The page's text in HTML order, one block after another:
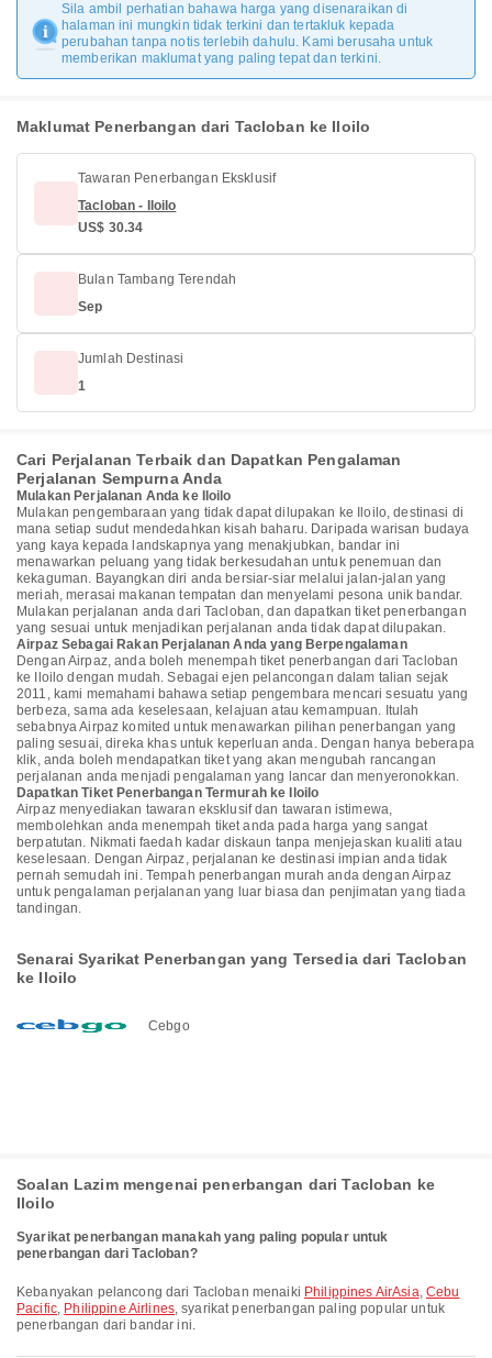
Sila ambil perhatian bahawa harga yang disenaraikan di
halaman ini mungkin tidak terkini dan tertakluk kepada
perubahan tanpa notis terlebih dahulu. Kami berusaha untuk
memberikan maklumat yang paling tepat dan terkini.
Maklumat Penerbangan dari Tacloban ke Iloilo
Tawaran Penerbangan Eksklusif
Tacloban - Iloilo
US$ 30.34
Bulan Tambang Terendah
Sep
Jumlah Destinasi
1
Cari Perjalanan Terbaik dan Dapatkan Pengalaman
Perjalanan Sempurna Anda
Mulakan Perjalanan Anda ke Iloilo
Mulakan pengembaraan yang tidak dapat dilupakan ke Iloilo, destinasi di
mana setiap sudut mendedahkan kisah baharu. Daripada warisan budaya
yang kaya kepada landskapnya yang menakjubkan, bandar ini
menawarkan peluang yang tidak berkesudahan untuk penemuan dan
kekaguman. Bayangkan diri anda bersiar-siar melalui jalan-jalan yang
meriah, merasai makanan tempatan dan menyelami pesona unik bandar.
Mulakan perjalanan anda dari Tacloban, dan dapatkan tiket penerbangan
yang sesuai untuk menjadikan perjalanan anda tidak dapat dilupakan.
Airpaz Sebagai Rakan Perjalanan Anda yang Berpengalaman
Dengan Airpaz, anda boleh menempah tiket penerbangan dari Tacloban
ke Iloilo dengan mudah. Sebagai ejen pelancongan dalam talian sejak
2011, kami memahami bahawa setiap pengembara mencari sesuatu yang
berbeza, sama ada keselesaan, kelajuan atau kemampuan. Itulah
sebabnya Airpaz komited untuk menawarkan pilihan penerbangan yang
paling sesuai, direka khas untuk keperluan anda. Dengan hanya beberapa
klik, anda boleh mendapatkan tiket yang akan mengubah rancangan
perjalanan anda menjadi pengalaman yang lancar dan menyeronokkan.
Dapatkan Tiket Penerbangan Termurah ke Iloilo
Airpaz menyediakan tawaran eksklusif dan tawaran istimewa,
membolehkan anda menempah tiket anda pada harga yang sangat
berpatutan. Nikmati faedah kadar diskaun tanpa menjejaskan kualiti atau
keselesaan. Dengan Airpaz, perjalanan ke destinasi impian anda tidak
pernah semudah ini. Tempah penerbangan murah anda dengan Airpaz
untuk pengalaman perjalanan yang luar biasa dan penjimatan yang tiada
tandingan.
Senarai Syarikat Penerbangan yang Tersedia dari Tacloban
ke Iloilo
Cebgo
Soalan Lazim mengenai penerbangan dari Tacloban ke
Iloilo
Syarikat penerbangan manakah yang paling popular untuk
penerbangan dari Tacloban?
Kebanyakan pelancong dari Tacloban menaiki Philippines AirAsia, Cebu
Pacific, Philippine Airlines, syarikat penerbangan paling popular untuk
penerbangan dari bandar ini.